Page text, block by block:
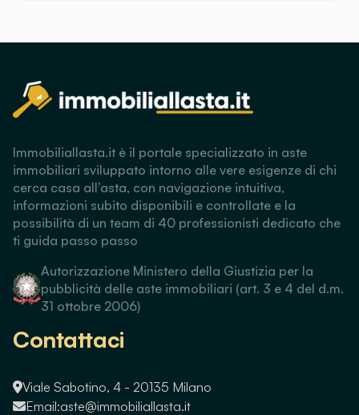
Immobiliallasta.it è il portale specializzato in aste
immobiliari sviluppato intorno alle vere esigenze di chi
cerca casa all’asta, con navigazione intuitiva,
informazioni subito disponibili e controllate e la
possibilità di un team di 40 professionisti dedicato che
ti guida passo passo
Autorizzazione Ministero della Giustizia per la
pubblicità delle aste immobiliari (art. 3 e 4 del d.m.
31 ottobre 2006)
Contattaci
Viale Sabotino, 4 - 20135 Milano
Email:aste@immobiliallasta.it